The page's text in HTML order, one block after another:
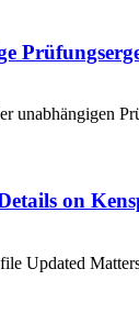
unabhängigen
on
Updated